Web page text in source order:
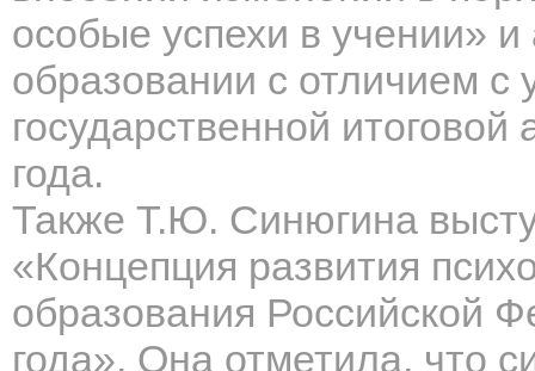
особые успехи в учении»
образовании с отличием с
государственной
года.
Также Т.Ю. Синюгина
«Концепция развития
образования Российской
года». Она отметила, что